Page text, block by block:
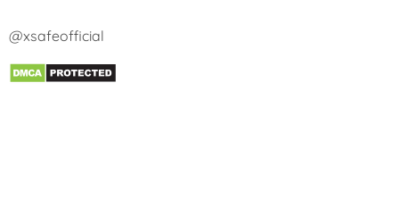
@xsafeofficial